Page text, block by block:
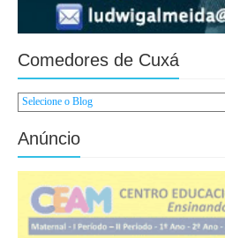
Comedores de Cuxá
Anúncio